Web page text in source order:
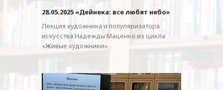
28.05.2025 «Дейнека: все любят небо»
Лекция художника и популяризатора
искусства Надежды Маценко из цикла
«Живые художники»